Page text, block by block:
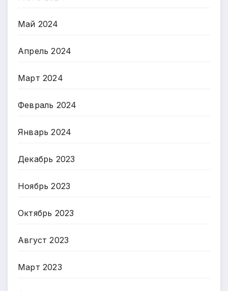
Май 2024
Апрель 2024
Март 2024
Февраль 2024
Январь 2024
Декабрь 2023
Ноябрь 2023
Октябрь 2023
Август 2023
Март 2023